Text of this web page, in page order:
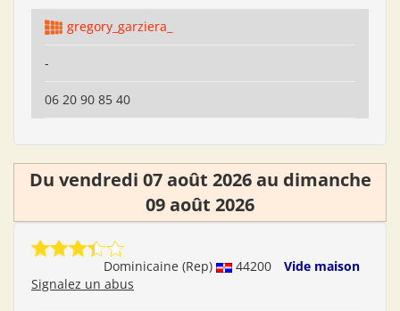
gregory_garziera_
-
06 20 90 85 40
Du vendredi 07 août 2026 au dimanche
09 août 2026
Dominicaine (Rep) 44200
Vide maison
Signalez un abus